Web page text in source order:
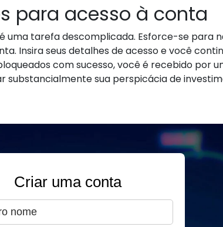
para acesso à conta
uma tarefa descomplicada. Esforce-se para
Insira seus detalhes de acesso e você
com sucesso, você é recebido por
sua perspicácia de